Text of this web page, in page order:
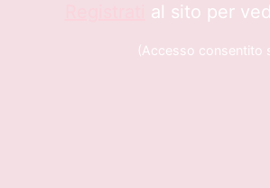
al sito per
(Accesso consentito